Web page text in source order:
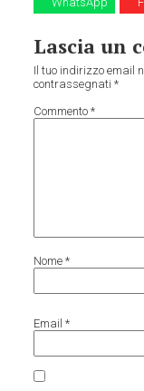
Lascia un
Il tuo indirizzo email
contrassegnati*
Commento*
Nome*
Email*